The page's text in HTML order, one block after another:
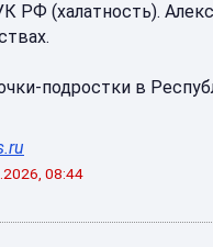
РФ (халатность).
подростки в
08:44